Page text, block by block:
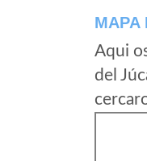
MAPA
Aqui
del